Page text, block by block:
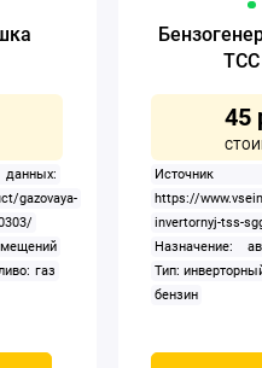
gazovaya-
газ
ТСС
45
https://
invertornyj-tss-
Назначение:
Тип:
бензин